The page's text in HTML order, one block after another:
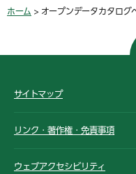
ホーム > オープンデータカタロ
サイトマップ
リンク・著作権・免責事項
ウェブアクセシビリティ